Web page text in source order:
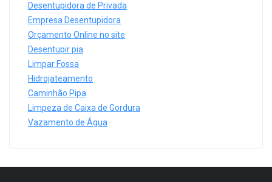
Desentupidora de Privada
Empresa Desentupidora
Orçamento Online no site
Desentupir pia
Limpar Fossa
Hidrojateamento
Caminhão Pipa
Limpeza de Caixa de Gordura
Vazamento de Água